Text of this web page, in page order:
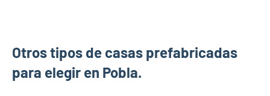
Otros tipos de casas prefabricadas
para elegir en Pobla.